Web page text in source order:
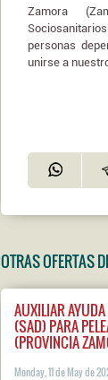
Zamora
personas
unirse a
OTRAS OFERTAS
AUXILIAR
(SAD) PARA
(PROVINCIA
Monday, 11 de May de